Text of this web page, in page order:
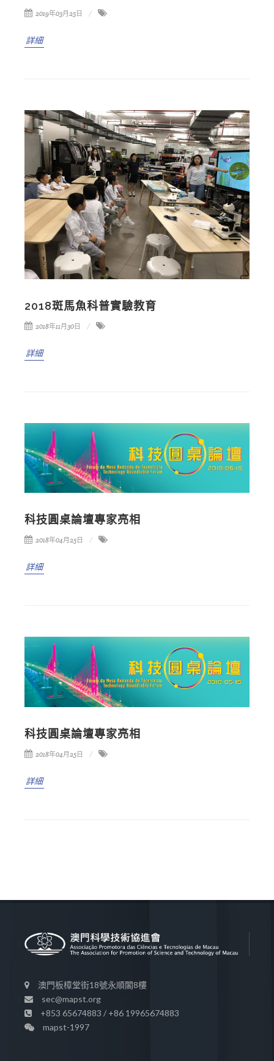
2019年03月25日
詳細
2018斑馬魚科普實驗教育
2018年11月30日
詳細
科技圓桌論壇專家亮相
2018年04月25日
詳細
科技圓桌論壇專家亮相
2018年04月25日
詳細
澳門板樟堂街18號永順閣8樓
sec@mapst.org
+853 65674883 / +86 19965674883
mapst-1997